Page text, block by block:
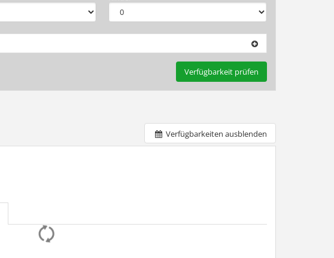
Verfügbarkeit prüfen
Verfügbarkeiten ausblenden